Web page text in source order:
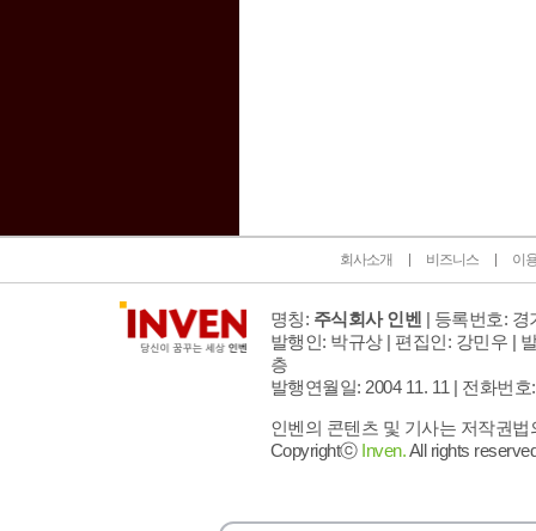
회사소개 비즈니스 이
명칭: 주식회사 인벤 | 등록번호: 경
발행인: 박규상 | 편집인: 강민우 |
층
발행연월일: 2004 11. 11 | 전화번호
인벤의 콘텐츠 및 기사는 저작권
Copyrightⓒ Inven.All rights